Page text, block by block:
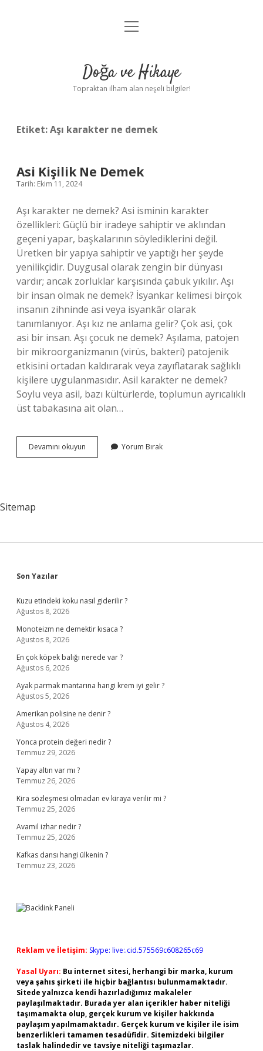
Anasayfa
Yasal Uyarı
menüyü
Doğa ve Hikaye
Topraktan ilham alan neşeli bilgiler!
Etiket:Aşı karakter ne demek
Asi Kişilik Ne Demek
Tarih: Ekim 11, 2024
Aşı karakter ne demek? Asi isminin karakter
özellikleri: Güçlü bir iradeye sahiptir ve aklından
geçeni yapar, başkalarının söylediklerini değil.
Üretken bir yapıya sahiptir ve yaptığı her şeyde
yenilikçidir. Duygusal olarak zengin bir dünyası
vardır; ancak zorluklar karşısında çabuk yıkılır. Aşı
bir insan olmak ne demek? İsyankar kelimesi birçok
insanın zihninde asi veya isyankâr olarak
tanımlanıyor. Aşı kız ne anlama gelir? Çok asi, çok
asi bir insan. Aşı çocuk ne demek? Aşılama, patojen
bir mikroorganizmanın (virüs, bakteri) patojenik
etkisini ortadan kaldırarak veya zayıflatarak sağlıklı
kişilere uygulanmasıdır. Asil karakter ne demek?
Soylu veya asil, bazı kültürlerde, toplumun ayrıcalıklı
üst tabakasına ait olan…
Devamını okuyun
Kişilik
Yorum Bırak
Sitemap
Sidebar
Son Yazılar
Kuzu etindeki koku nasıl giderilir ?
Ağustos 8, 2026
Monoteizm ne demektir kısaca ?
Ağustos 8, 2026
En çok köpek balığı nerede var ?
Ağustos 6, 2026
Ayak parmak mantarına hangi krem iyi gelir ?
Ağustos 5, 2026
Amerikan polisine ne denir ?
Ağustos 4, 2026
Yonca protein değeri nedir ?
Temmuz 29, 2026
Yapay altın var mı ?
Temmuz 26, 2026
Kira sözleşmesi olmadan ev kiraya verilir mi ?
Temmuz 25, 2026
Avamil izhar nedir ?
Temmuz 25, 2026
Kafkas dansı hangi ülkenin ?
Temmuz 23, 2026
Reklam ve İletişim: Skype: live:.cid.575569c608265c69
Yasal Uyarı: Bu internet sitesi, herhangi bir marka, kurum
veya şahıs şirketi ile hiçbir bağlantısı bulunmamaktadır.
Sitede yalnızca kendi hazırladığımız makaleler
paylaşılmaktadır. Burada yer alan içerikler haber niteliği
taşımamakta olup, gerçek kurum ve kişiler hakkında
paylaşım yapılmamaktadır. Gerçek kurum ve kişiler ile isim
benzerlikleri tamamen tesadüfidir. Sitemizdeki bilgiler
taslak halindedir ve tavsiye niteliği taşımazlar.